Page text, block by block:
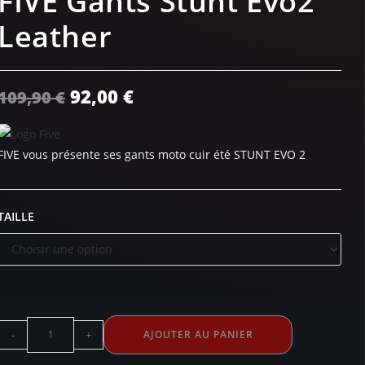
€ 92,00 €
vous présente ses gants moto cuir été STUNT EVO 2
- + AJOUTER AU PANIER